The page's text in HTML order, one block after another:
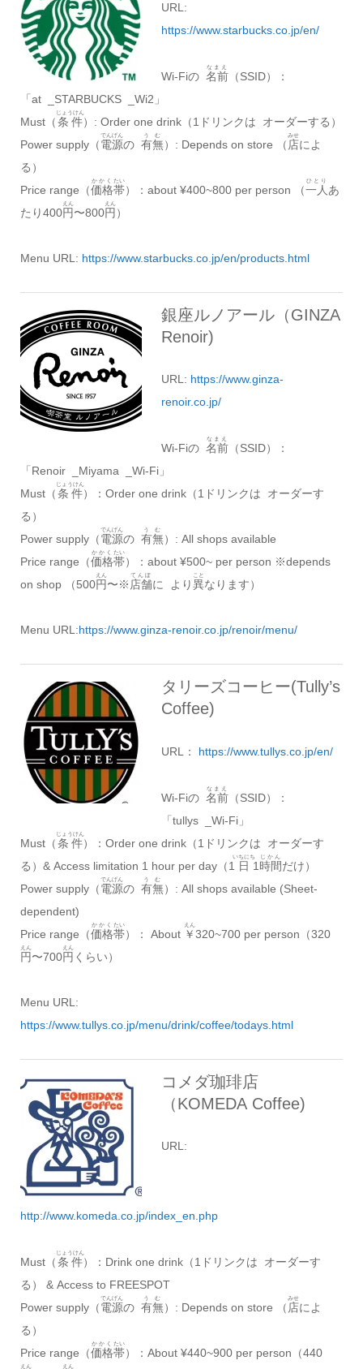
URL:
https://www.starbucks.co.jp/en/
Wi-Fiの 名前
なまえ
（SSID）：
「at _STARBUCKS _Wi2」
Must（条件
じょうけん
）: Order one drink（1ドリンクは オーダーする）
Power supply（電源
でんげん
の 有無
うむ
）: Depends on store （店
みせ
によ
る）
Price range（価格
かかく
帯
たい
）：about ¥400~800 per person （一人
ひとり
あ
たり400円
えん
〜800円
えん
）
Menu URL: https://www.starbucks.co.jp/en/products.html
銀座ルノアール（GINZA
Renoir)
URL: https://www.ginza-
renoir.co.jp/
Wi-Fiの 名前
なまえ
（SSID）：
「Renoir _Miyama _Wi-Fi」
Must（条件
じょうけん
）：Order one drink（1ドリンクは オーダーす
る）
Power supply（電源
でんげん
の 有無
うむ
）: All shops available
Price range（価格
かかく
帯
たい
）：about ¥500~ per person ※depends
on shop （500円
えん
〜※店舗
てんぽ
に より異
こと
なります）
Menu URL:https://www.ginza-renoir.co.jp/renoir/menu/
タリーズコーヒー(Tully’s
Coffee)
URL： https://www.tullys.co.jp/en/
Wi-Fiの 名前
なまえ
（SSID）：
「tullys _Wi-Fi」
Must（条件
じょうけん
）：Order one drink（1ドリンクは オーダーす
る）& Access limitation 1 hour per day（1 日
いちにち
1 時間
じかん
だけ）
Power supply（電源
でんげん
の 有無
うむ
）: All shops available (Sheet-
dependent)
Price range（価格
かかく
帯
たい
）： About ￥
えん
320~700 per person（320
円
えん
〜700円
えん
くらい）
Menu URL:
https://www.tullys.co.jp/menu/drink/coffee/todays.html
コメダ珈琲店
（KOMEDA Coffee)
URL:
http://www.komeda.co.jp/index_en.php
Must（条件
じょうけん
）：Drink one drink（1ドリンクは オーダーす
る） & Access to FREESPOT
Power supply（電源
でんげん
の 有無
うむ
）: Depends on store （ 店
みせ
によ
る）
Price range（価格
かかく
帯
たい
）：About ¥440~900 per person（440
えん えん